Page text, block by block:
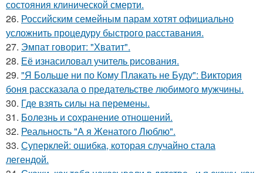
состояния клинической смерти.
26. Российским семейным парам хотят официально
усложнить процедуру быстрого расставания.
27. Эмпат говорит: "Хватит".
28. Её изнасиловал учитель рисования.
29. "Я Больше ни по Кому Плакать не Буду": Виктория
боня рассказала о предательстве любимого мужчины.
30. Где взять силы на перемены.
31. Болезнь и сохранение отношений.
32. Реальность "А я Женатого Люблю".
33. Суперклей: ошибка, которая случайно стала
легендой.